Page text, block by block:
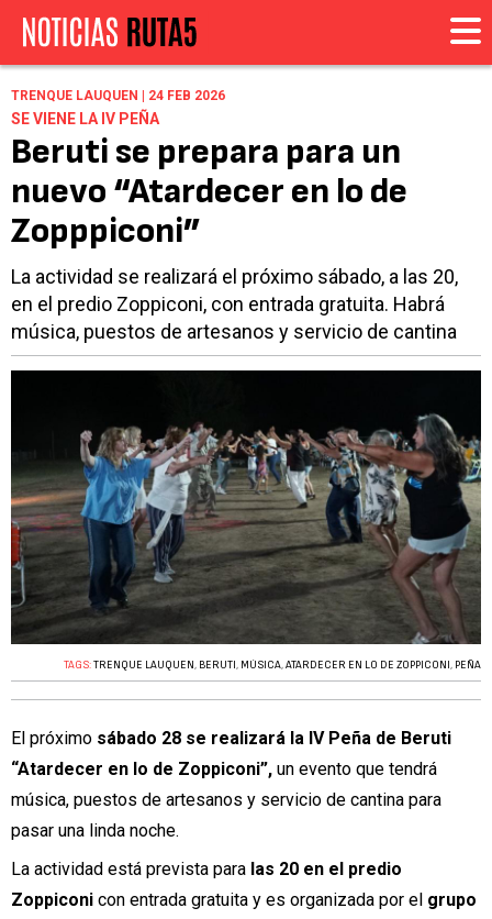
TRENQUE LAUQUEN | 24 FEB 2026
SE VIENE LA IV PEÑA
Beruti se prepara para un
nuevo “Atardecer en lo de
Zopppiconi”
La actividad se realizará el próximo sábado, a las 20,
en el predio Zoppiconi, con entrada gratuita. Habrá
música, puestos de artesanos y servicio de cantina
TAGS:TRENQUE LAUQUEN, BERUTI , MÚSICA,ATARDECER EN LO DE ZOPPICONI , PEÑA
El próximo sábado 28 se realizará la IV Peña de Beruti
“Atardecer en lo de Zoppiconi”, un evento que tendrá
música, puestos de artesanos y servicio de cantina para
pasar una linda noche.
La actividad está prevista para las 20 en el predio
Zoppiconi con entrada gratuita y es organizada por el grupo